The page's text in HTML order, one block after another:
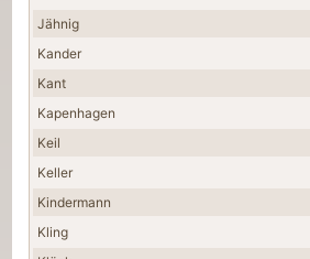
Jähnig
Kander
Kant
Kapenhagen
Keil
Keller
Kindermann
Kling